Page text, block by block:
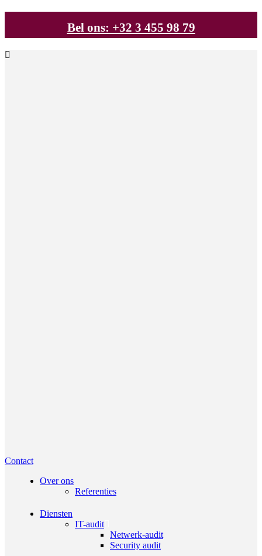
Bel ons: +32 3 455 98 79
Contact
Over ons
Referenties
Diensten
IT-audit
Netwerk-audit
Security audit